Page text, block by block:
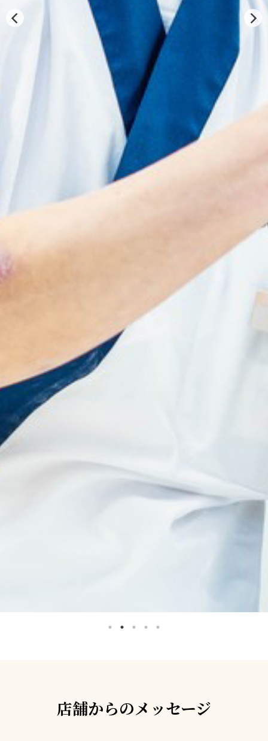
店舗からのメッセージ